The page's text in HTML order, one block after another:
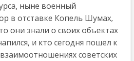
ныне военный
в отставке Копель Шумах,
они знали о своих объектах
и кто сегодня пошел к
советских